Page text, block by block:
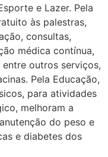
e Lazer. Pela
às palestras,
consultas,
médica contínua,
outros serviços,
Pela Educação,
para atividades
melhoram a
do peso e
e diabetes dos